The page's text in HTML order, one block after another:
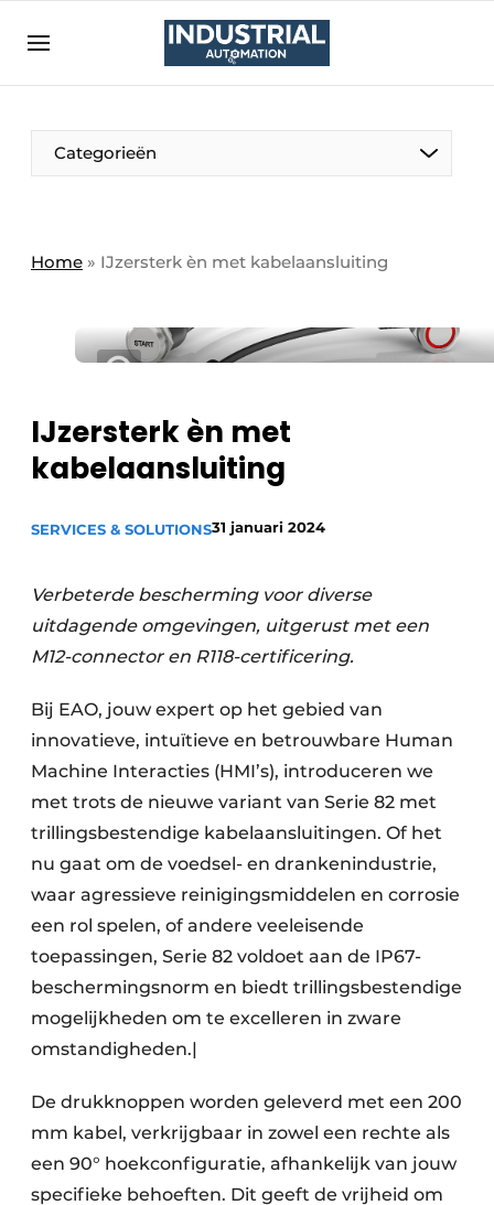
Aanmelden
Bedrijven
Bedrijven
Direct contact
Evenement aanmelden
Home
Nieuwsbrief
Podcasts
Privacy / Cookie statement
Vacatures
Video’s
Categorieën
Home » IJzersterk èn met kabelaansluiting
IJzersterk èn met
kabelaansluiting
SERVICES & SOLUTIONS31 januari 2024
Verbeterde bescherming voor diverse
uitdagende omgevingen, uitgerust met een
M12-connector en R118-certificering.
Bij EAO, jouw expert op het gebied van
innovatieve, intuïtieve en betrouwbare Human
Machine Interacties (HMI’s), introduceren we
met trots de nieuwe variant van Serie 82 met
trillingsbestendige kabelaansluitingen. Of het
nu gaat om de voedsel- en drankenindustrie,
waar agressieve reinigingsmiddelen en corrosie
een rol spelen, of andere veeleisende
toepassingen, Serie 82 voldoet aan de IP67-
beschermingsnorm en biedt trillingsbestendige
mogelijkheden om te excelleren in zware
omstandigheden.|
De drukknoppen worden geleverd met een 200
mm kabel, verkrijgbaar in zowel een rechte als
een 90° hoekconfiguratie, afhankelijk van jouw
specifieke behoeften. Dit geeft de vrijheid om